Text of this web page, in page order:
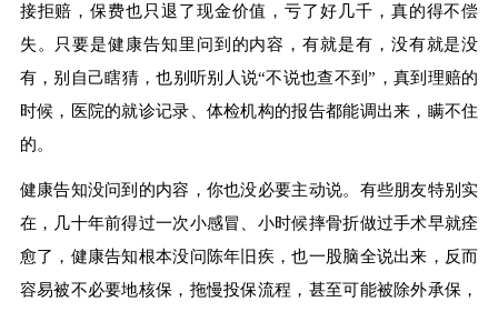
接拒赔，保费也只退了现金价值，亏了好几千，真的得不偿
失。只要是健康告知里问到的内容，有就是有，没有就是没
有，别自己瞎猜，也别听别人说“不说也查不到”，真到理赔的
时候，医院的就诊记录、体检机构的报告都能调出来，瞒不住
的。
健康告知没问到的内容，你也没必要主动说。有些朋友特别实
在，几十年前得过一次小感冒、小时候摔骨折做过手术早就痊
愈了，健康告知根本没问陈年旧疾，也一股脑全说出来，反而
容易被不必要地核保，拖慢投保流程，甚至可能被除外承保，